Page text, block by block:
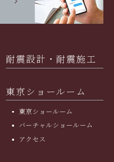
耐震設計・耐震施工
東京ショールーム
東京ショールーム
バーチャルショールーム
アクセス